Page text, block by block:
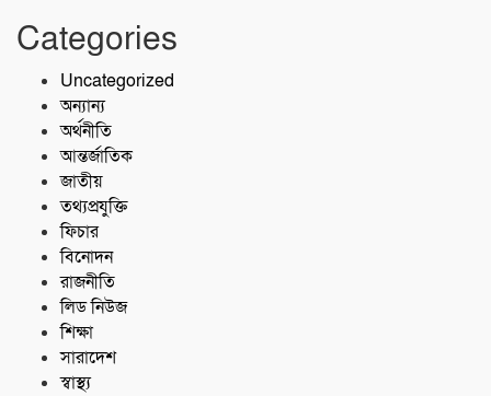
Categories
Uncategorized
অন্যান্য
অর্থনীতি
আন্তর্জাতিক
জাতীয়
তথ্যপ্রযুক্তি
ফিচার
বিনোদন
রাজনীতি
লিড নিউজ
শিক্ষা
সারাদেশ
স্বাস্থ্য